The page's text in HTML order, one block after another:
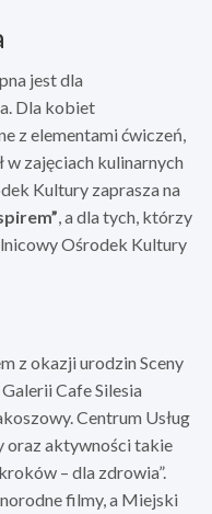
jest dla
Dla kobiet
z elementami ćwiczeń,
w zajęciach kulinarnych
Kultury zaprasza na
, a dla tych, którzy
Ośrodek Kultury
z okazji urodzin Sceny
Cafe Silesia
Centrum Usług
oraz aktywności takie
– dla zdrowia”.
filmy, a Miejski